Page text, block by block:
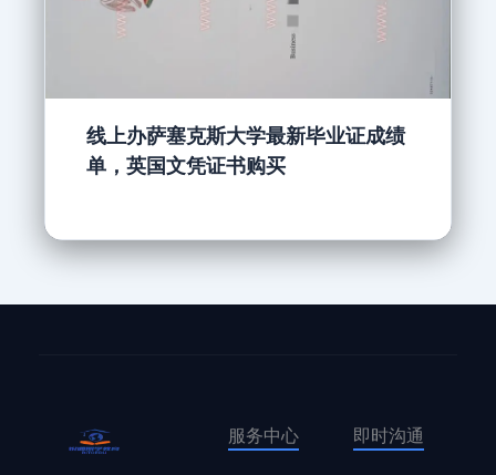
线上办萨塞克斯大学最新毕业证成绩
单，英国文凭证书购买
服务中心 即时沟通